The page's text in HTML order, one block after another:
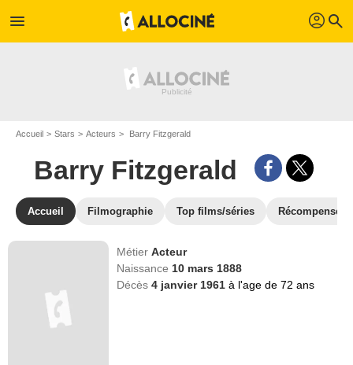
menu profil search
Accueil Stars Acteurs Barry Fitzgerald
Barry Fitzgerald
Accueil Filmographie Top films/séries Récompenses
MétierActeur
Naissance 10 mars 1888
Décès4 janvier 1961à l'age de 72 ans